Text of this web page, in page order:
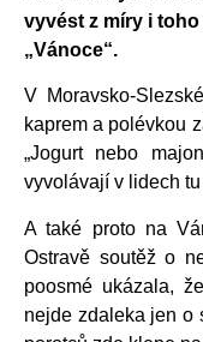
vyvést z míry i
„Vánoce“.
V Moravsko-
kaprem a polévkou
„Jogurt nebo
vyvolávají v lidech
A také proto na
Ostravě soutěž o
poosmé ukázala,
nejde zdaleka jen o